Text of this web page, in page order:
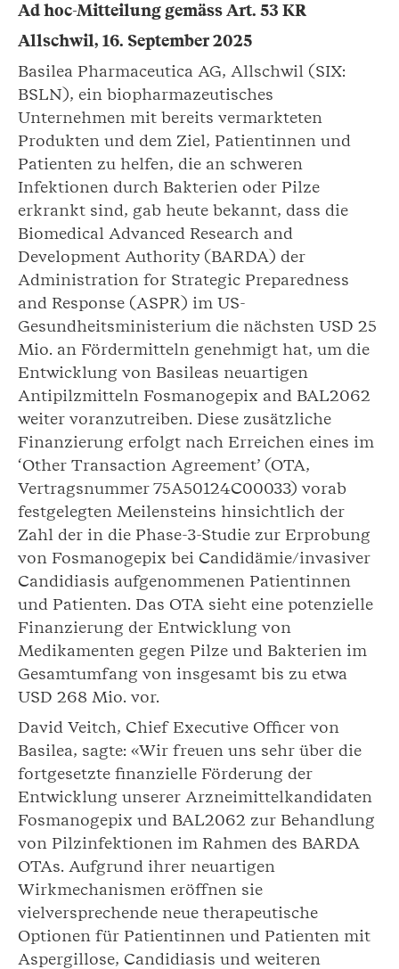
Ad hoc-Mitteilung gemäss Art. 53 KR
Allschwil, 16. September 2025
Basilea Pharmaceutica AG, Allschwil (SIX:
BSLN), ein biopharmazeutisches
Unternehmen mit bereits vermarkteten
Produkten und dem Ziel, Patientinnen und
Patienten zu helfen, die an schweren
Infektionen durch Bakterien oder Pilze
erkrankt sind, gab heute bekannt, dass die
Biomedical Advanced Research and
Development Authority (BARDA) der
Administration for Strategic Preparedness
and Response (ASPR) im US-
Gesundheitsministerium die nächsten USD 25
Mio. an Fördermitteln genehmigt hat, um die
Entwicklung von Basileas neuartigen
Antipilzmitteln Fosmanogepix and BAL2062
weiter voranzutreiben. Diese zusätzliche
Finanzierung erfolgt nach Erreichen eines im
‘Other Transaction Agreement’ (OTA,
Vertragsnummer 75A50124C00033) vorab
festgelegten Meilensteins hinsichtlich der
Zahl der in die Phase-3-Studie zur Erprobung
von Fosmanogepix bei Candidämie/invasiver
Candidiasis aufgenommenen Patientinnen
und Patienten. Das OTA sieht eine potenzielle
Finanzierung der Entwicklung von
Medikamenten gegen Pilze und Bakterien im
Gesamtumfang von insgesamt bis zu etwa
USD 268 Mio. vor.
David Veitch, Chief Executive Officer von
Basilea, sagte: «Wir freuen uns sehr über die
fortgesetzte finanzielle Förderung der
Entwicklung unserer Arzneimittelkandidaten
Fosmanogepix und BAL2062 zur Behandlung
von Pilzinfektionen im Rahmen des BARDA
OTAs. Aufgrund ihrer neuartigen
Wirkmechanismen eröffnen sie
vielversprechende neue therapeutische
Optionen für Patientinnen und Patienten mit
Aspergillose, Candidiasis und weiteren